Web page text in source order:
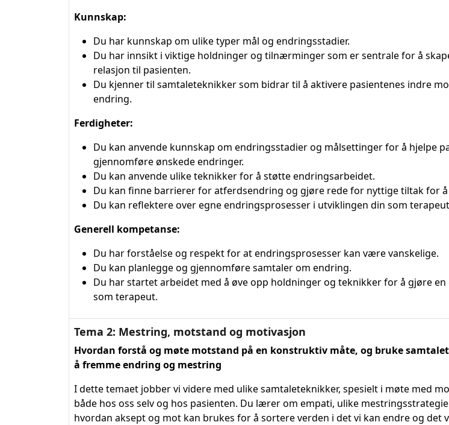
Kunnskap:
Du har kunnskap om ulike typer mål og endringsstadier.
Du har innsikt i viktige holdninger og tilnærminger som er sentrale for å
relasjon til pasienten.
Du kjenner til samtaleteknikker som bidrar til å aktivere pasientenes indre
endring.
Ferdigheter:
Du kan anvende kunnskap om endringsstadier og målsettinger for å hjelpe
gjennomføre ønskede endringer.
Du kan anvende ulike teknikker for å støtte endringsarbeidet.
Du kan finne barrierer for atferdsendring og gjøre rede for nyttige tiltak for å
Du kan reflektere over egne endringsprosesser i utviklingen din som
Generell kompetanse:
Du har forståelse og respekt for at endringsprosesser kan være vanskelige.
Du kan planlegge og gjennomføre samtaler om endring.
Du har startet arbeidet med å øve opp holdninger og teknikker for å gjøre en
som terapeut.
Tema 2: Mestring, motstand og motivasjon
Hvordan forstå og møte motstand på en konstruktiv måte, og bruke
å fremme endring og mestring
I dette temaet jobber vi videre med ulike samtaleteknikker, spesielt i møte med
både hos oss selv og hos pasienten. Du lærer om empati, ulike
hvordan aksept og mot kan brukes for å sortere verden i det vi kan endre og det